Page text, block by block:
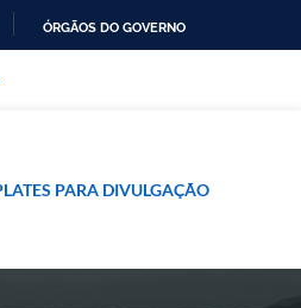
ÓRGÃOS DO GOVERNO
PARA DIVULGAÇÃO